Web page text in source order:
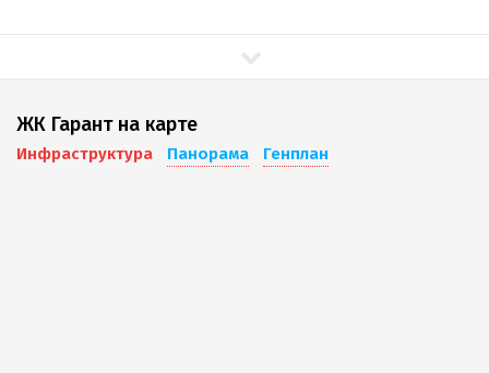
ЖК Гарант на карте
Инфраструктура Панорама Генплан